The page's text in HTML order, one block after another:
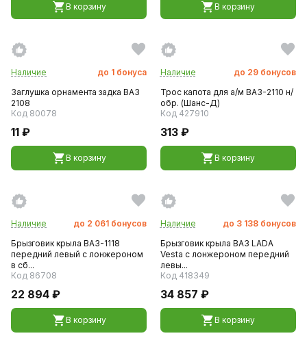
В корзину В корзину
Наличие до 1 бонуса
Заглушка орнамента задка ВАЗ
2108
Код 80078
11 ₽
В корзину
Наличие до 29 бонусов
Трос капота для а/м ВАЗ-2110 н/
обр. (Шанс-Д)
Код 427910
313 ₽
В корзину
Наличие до 2 061 бонусов
Брызговик крыла ВАЗ-1118
передний левый с лонжероном
в сб...
Код 86708
22 894 ₽
В корзину
Наличие до 3 138 бонусов
Брызговик крыла ВАЗ LADA
Vesta c лонжероном передний
левы...
Код 418349
34 857 ₽
В корзину